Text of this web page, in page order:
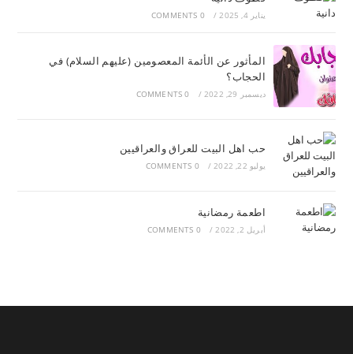
يناير 4, 2025 /
0 COMMENTS
المأثور عن الأئمة المعصومين (عليهم السلام) في
الحجاب؟
ديسمبر 29, 2022 /
0 COMMENTS
حب اهل البيت للعراق والعراقيين
يوليو 22, 2022 /
0 COMMENTS
اطعمة رمضانية
أبريل 2, 2022 /
0 COMMENTS